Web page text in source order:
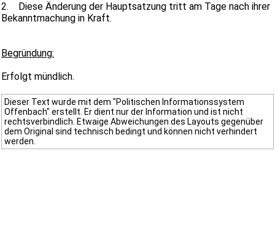
2.
Diese Änderung der Hauptsatzung tritt am Tage nach ihrer
Bekanntmachung in Kraft.
Begründung:
Erfolgt mündlich.
Dieser Text wurde mit dem "Politischen Informationssystem
Offenbach" erstellt. Er dient nur der Information und ist nicht
rechtsverbindlich. Etwaige Abweichungen des Layouts gegenüber
dem Original sind technisch bedingt und können nicht verhindert
werden.